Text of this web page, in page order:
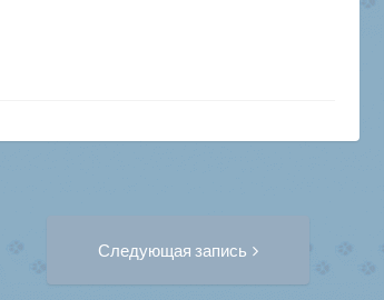
Следующая запись